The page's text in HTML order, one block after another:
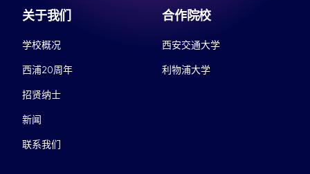
关于我们
学校概况
西浦20周年
招贤纳士
新闻
联系我们
合作院校
西安交通大学
利物浦大学